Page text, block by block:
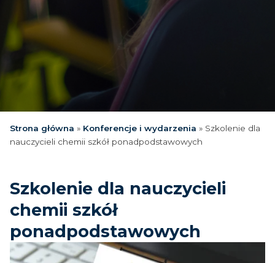
Strona główna » Konferencje i wydarzenia » Szkolenie dla
nauczycieli chemii szkół ponadpodstawowych
Szkolenie dla nauczycieli
chemii szkół
ponadpodstawowych